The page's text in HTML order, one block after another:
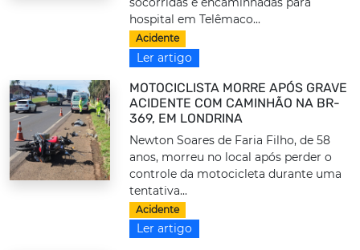
hospital em Telêmaco...
Acidente
Ler artigo
MOTOCICLISTA MORRE APÓS GRAVE
ACIDENTE COM CAMINHÃO NA BR-
369, EM LONDRINA
Newton Soares de Faria Filho, de 58
anos, morreu no local após perder o
controle da motocicleta durante uma
tentativa...
Acidente
Ler artigo